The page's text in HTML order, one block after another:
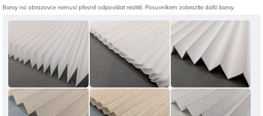
Barvy na obrazovce nemusí přesně odpovídat realitě. Posuvníkem zobrazíte další barvy.